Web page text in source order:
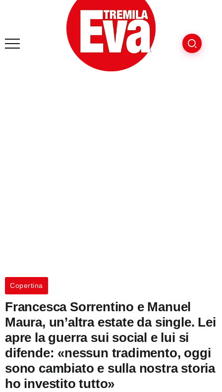
Copertina
Francesca Sorrentino e Manuel
Maura, un’altra estate da single. Lei
apre la guerra sui social e lui si
difende: «nessun tradimento, oggi
sono cambiato e sulla nostra storia
ho investito tutto»